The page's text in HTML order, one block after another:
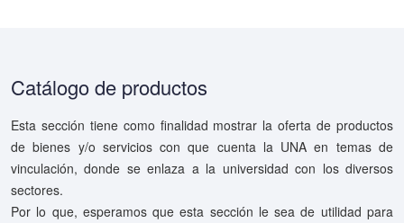
Catálogo de productos
Esta sección tiene como finalidad mostrar la oferta de productos
de bienes y/o servicios con que cuenta la UNA en temas de
vinculación, donde se enlaza a la universidad con los diversos
sectores.
Por lo que, esperamos que esta sección le sea de utilidad para